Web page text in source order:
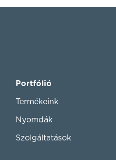
Portfólió
Termékeink
Nyomdák
Szolgáltatások